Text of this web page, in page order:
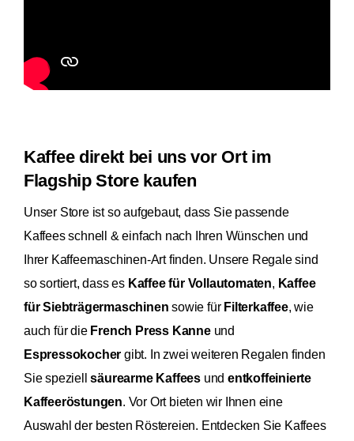
Kaffee direkt bei uns vor Ort im
Flagship Store kaufen
Unser Store ist so aufgebaut, dass Sie passende
Kaffees schnell & einfach nach Ihren Wünschen und
Ihrer Kaffeemaschinen-Art finden. Unsere Regale sind
so sortiert, dass es Kaffee für Vollautomaten, Kaffee
für Siebträgermaschinen sowie für Filterkaffee, wie
auch für die French Press Kanneund
Espressokocher gibt. In zwei weiteren Regalen finden
Sie speziellsäurearme Kaffees undentkoffeinierte
Kaffeeröstungen. Vor Ort bieten wir Ihnen eine
Auswahl der besten Röstereien. Entdecken Sie Kaffees